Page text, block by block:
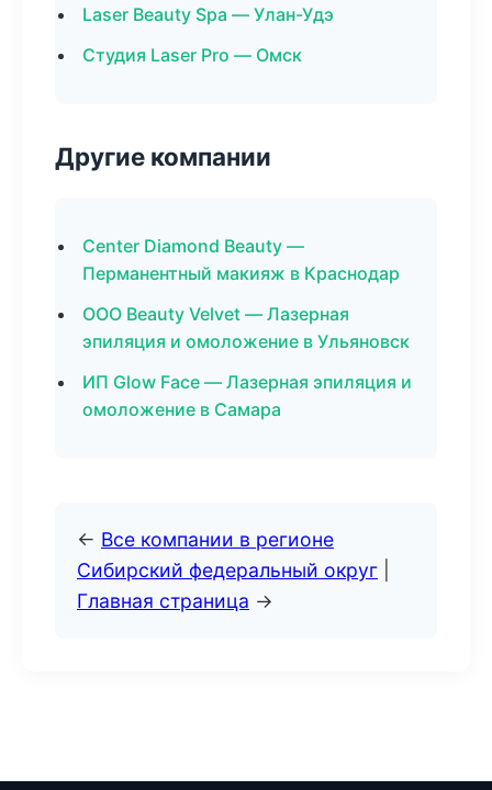
Laser Beauty Spa — Улан-Удэ
Студия Laser Pro — Омск
Другие компании
Center Diamond Beauty —
Перманентный макияж в Краснодар
ООО Beauty Velvet — Лазерная
эпиляция и омоложение в Ульяновск
ИП Glow Face — Лазерная эпиляция и
омоложение в Самара
← Все компании в регионе
Сибирский федеральный округ
Главная страница →